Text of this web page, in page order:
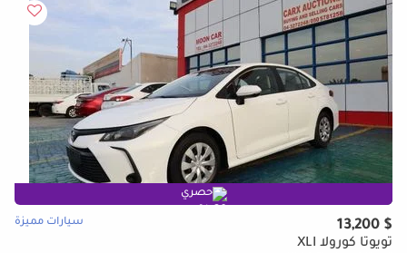
حصري
$ 13,200 سيارات مميزة
تويوتا كورولا XLI